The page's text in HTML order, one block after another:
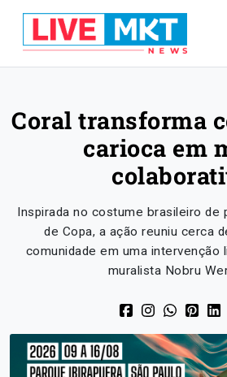
Coral transforma
carioca em
Inspirada no costume brasileiro de
de Copa, a ação reuniu cerca
comunidade em uma intervenção
muralista Nobru